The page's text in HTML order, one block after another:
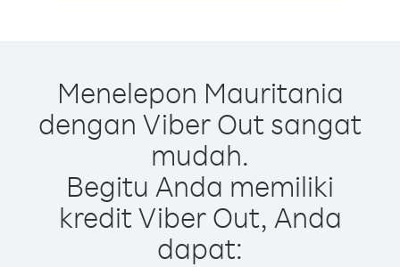
Menelepon Mauritania
dengan Viber Out sangat
mudah.
Begitu Anda memiliki
kredit Viber Out, Anda
dapat: